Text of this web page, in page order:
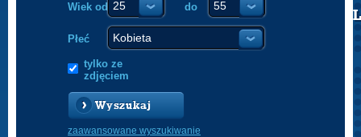
POLISH
Wiek od do
Płeć
tylko ze
zdjęciem
Wyszukaj
zaawansowane wyszukiwanie